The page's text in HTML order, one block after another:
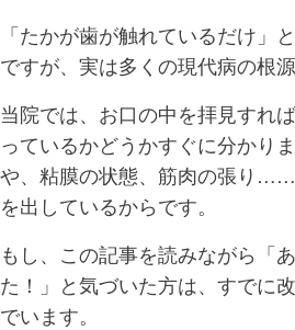
「たかが歯が触れているだけ」
ですが、実は多くの現代病の根
当院では、お口の中を拝見すれ
っているかどうかすぐに分かり
や、粘膜の状態、筋肉の張り
を出しているからです。
もし、この記事を読みながら「
た！」と気づいた方は、すでに
でいます。